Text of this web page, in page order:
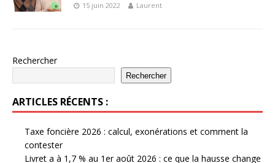
15 juin 2022 Laurent
Rechercher
Rechercher
ARTICLES RÉCENTS :
Taxe foncière 2026 : calcul, exonérations et comment la
contester
Livret a à 1,7 % au 1er août 2026 : ce que la hausse change